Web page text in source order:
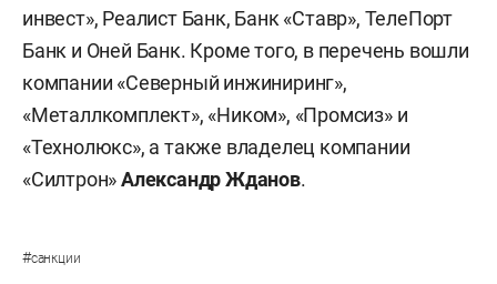
инвест», Реалист Банк, Банк «Ставр», ТелеПорт
Банк и Оней Банк. Кроме того, в перечень вошли
компании «Северный инжиниринг»,
«Металлкомплект», «Ником», «Промсиз» и
«Технолюкс», а также владелец компании
«Силтрон»Александр Жданов.
#санкции